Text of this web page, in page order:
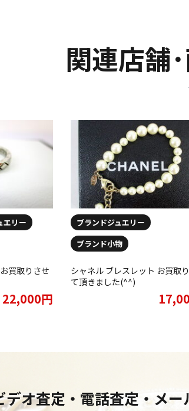
関連店舗
エリー
買取りさせ
22,000円
ブランドジュエリー
ブランド小物
シャネル ブレスレット お買取
て頂きました(^^)
デオ査定・電話査定・メ